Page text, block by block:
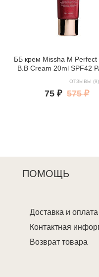
ББ крем Missha M Perfect
B.B Cream 20ml SPF42
ОТЗЫВЫ (9)
75 ₽ 575 ₽
ПОМОЩЬ
Доставка и оплата
Контактная
Возврат товара